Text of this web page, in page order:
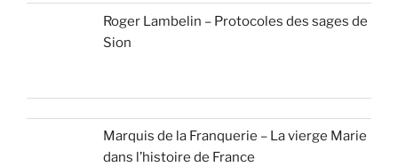
Roger Lambelin – Protocoles des sages de
Sion
Marquis de la Franquerie – La vierge Marie
dans l’histoire de France